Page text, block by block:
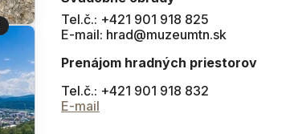
Tel.č.: +421 901 918 825
E-mail: hrad@muzeumtn.sk
Prenájom hradných priestorov
Tel.č.: +421 901 918 832
E-mail